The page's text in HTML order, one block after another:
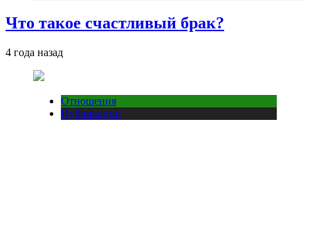
Что такое счастливый брак?
4 года назад
Отношения
Публикации